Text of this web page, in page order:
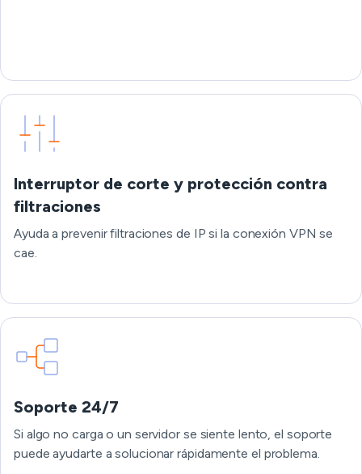
Interruptor de corte y protección contra
filtraciones
Ayuda a prevenir filtraciones de IP si la conexión VPN se
cae.
Soporte 24/7
Si algo no carga o un servidor se siente lento, el soporte
puede ayudarte a solucionar rápidamente el problema.